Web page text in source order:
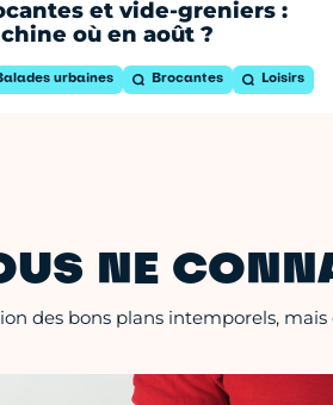
et vide-greniers :
où en août ?
urbaines Brocantes Loisirs
NE
des bons plans intemporels,